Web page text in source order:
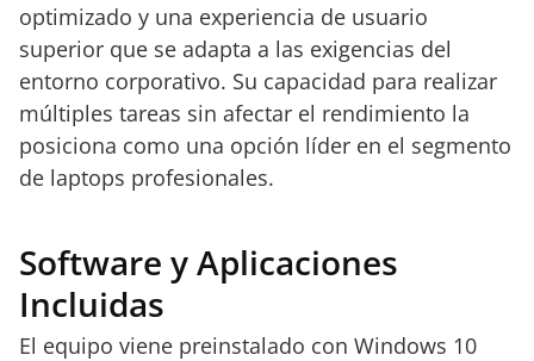
optimizado y una experiencia de usuario
superior que se adapta a las exigencias del
entorno corporativo. Su capacidad para realizar
múltiples tareas sin afectar el rendimiento la
posiciona como una opción líder en el segmento
de laptops profesionales.
Software y Aplicaciones
Incluidas
El equipo viene preinstalado con Windows 10